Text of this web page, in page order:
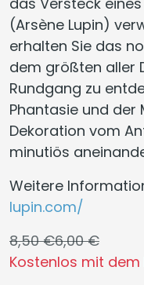
(Arsène Lupin)
erhalten Sie das
dem größten aller
Rundgang zu
Phantasie und der
Dekoration vom
minutiös
Weitere
lupin.com/
8,50 €6,00 €
Kostenlos mit dem